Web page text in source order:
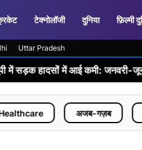
टेक्नोलॉजी दुनिया फ़िल्मी
Uttar Pradesh
में आई कमी: जनवरी-जून 2026 में
अजब-गज़ब खेल